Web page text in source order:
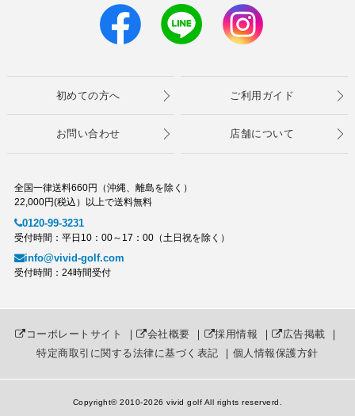
初めての方へ ご利用ガイド
お問い合わせ 店舗について
全国一律送料660円（沖縄、離島を除く）
22,000円(税込）以上で送料無料
0120-99-3231
受付時間：平日10：00～17：00（土日祝を除く）
info@vivid-golf.com
受付時間：24時間受付
コーポレートサイト ｜ 会社概要 ｜ 採用情報 ｜ 広告掲載 ｜
特定商取引に関する法律に基づく表記 ｜ 個人情報保護方針
Copyright© 2010-2026 vivid golf All rights reserverd.